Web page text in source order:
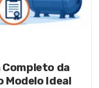
Completo da
Modelo Ideal